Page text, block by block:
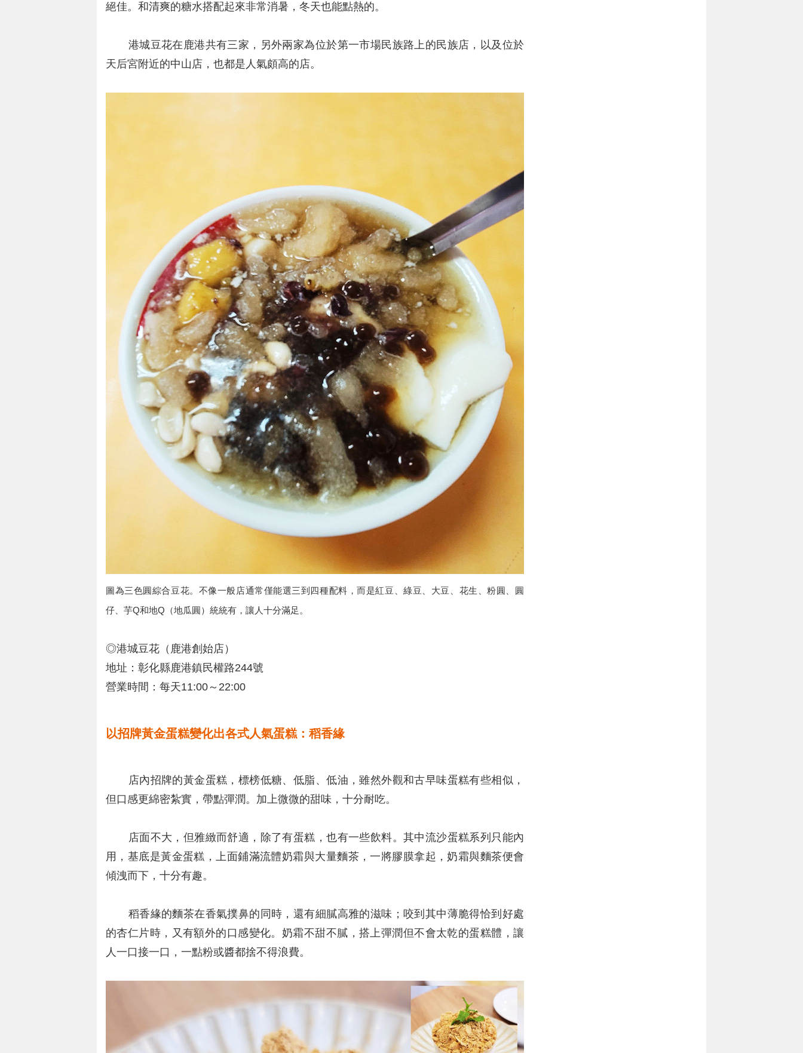
絕佳。和清爽的糖水搭配起來非常消暑，冬天也能點熱的。
港城豆花在鹿港共有三家，另外兩家為位於第一市場民族路上的民族店，以及位於
天后宮附近的中山店，也都是人氣頗高的店。
圖為三色圓綜合豆花。不像一般店通常僅能選三到四種配料，而是紅豆、綠豆、大豆、花生、粉圓、圓
仔、芋Q和地Q（地瓜圓）統統有，讓人十分滿足。
◎港城豆花（鹿港創始店）
地址：彰化縣鹿港鎮民權路244號
營業時間：每天11:00～22:00
以招牌黃金蛋糕變化出各式人氣蛋糕：稻香緣
店內招牌的黃金蛋糕，標榜低糖、低脂、低油，雖然外觀和古早味蛋糕有些相似，
但口感更綿密紮實，帶點彈潤。加上微微的甜味，十分耐吃。
店面不大，但雅緻而舒適，除了有蛋糕，也有一些飲料。其中流沙蛋糕系列只能內
用，基底是黃金蛋糕，上面鋪滿流體奶霜與大量麵茶，一將膠膜拿起，奶霜與麵茶便會
傾洩而下，十分有趣。
稻香緣的麵茶在香氣撲鼻的同時，還有細膩高雅的滋味；咬到其中薄脆得恰到好處
的杏仁片時，又有額外的口感變化。奶霜不甜不膩，搭上彈潤但不會太乾的蛋糕體，讓
人一口接一口，一點粉或醬都捨不得浪費。